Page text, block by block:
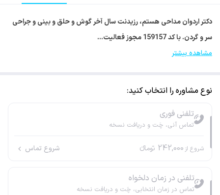
دکتر اردوان مداحی هستم، رزیدنت سال آخر گوش و حلق و بینی و جراحی
سر و گردن. با کد 159157 مجوز فعالیت…
مشاهده بیشتر
نوع مشاوره را انتخاب کنید:
تلفنی فوری
تماس آنی، چَت و دریافت نسخه
شروع از 242,000 تومانء شروع تماس
تلفنی در زمان دلخواه
تماس در زمان انتخابی، چَت و دریافت نسخه